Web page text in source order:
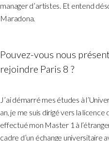
manager d’artistes. Et entend
Maradona.
Pouvez-vous nous
rejoindre Paris 8 ?
J’ai démarré mes études à
an, je me suis dirigé vers la
effectué mon Master 1 à
cadre d’un échange universitaire